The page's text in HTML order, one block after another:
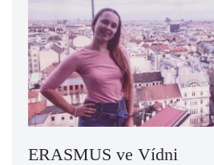
ERASMUS ve Vídni